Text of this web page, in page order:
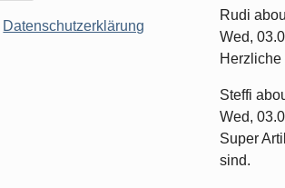
Datenschutzerklärung
Rudi
Wed,
Steffi
Wed,
Super
sind.